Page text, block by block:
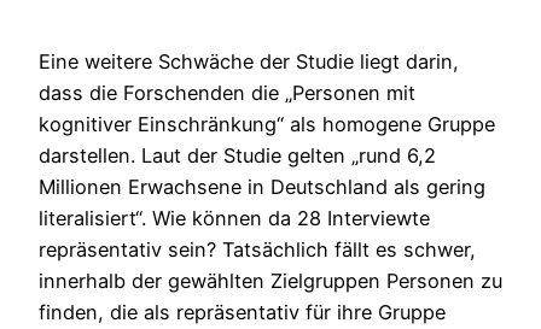
Eine weitere Schwäche der Studie liegt darin,
dass die Forschenden die „Personen mit
kognitiver Einschränkung“ als homogene Gruppe
darstellen. Laut der Studie gelten „rund 6,2
Millionen Erwachsene in Deutschland als gering
literalisiert“. Wie können da 28 Interviewte
repräsentativ sein? Tatsächlich fällt es schwer,
innerhalb der gewählten Zielgruppen Personen zu
finden, die als repräsentativ für ihre Gruppe